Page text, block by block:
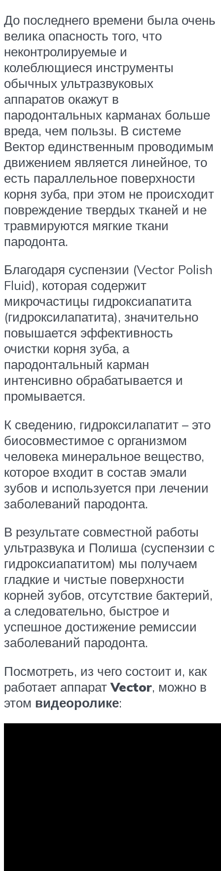
До последнего времени была очень
велика опасность того, что
неконтролируемые и
колеблющиеся инструменты
обычных ультразвуковых
аппаратов окажут в
пародонтальных карманах больше
вреда, чем пользы. В системе
Вектор единственным проводимым
движением является линейное, то
есть параллельное поверхности
корня зуба, при этом не происходит
повреждение твердых тканей и не
травмируются мягкие ткани
пародонта.
Благодаря суспензии (Vector Polish
Fluid), которая содержит
микрочастицы гидроксиапатита
(гидроксилапатита), значительно
повышается эффективность
очистки корня зуба, а
пародонтальный карман
интенсивно обрабатывается и
промывается.
К сведению, гидроксилапатит – это
биосовместимое с организмом
человека минеральное вещество,
которое входит в состав эмали
зубов и используется при лечении
заболеваний пародонта.
В результате совместной работы
ультразвука и Полиша (суспензии с
гидроксиапатитом) мы получаем
гладкие и чистые поверхности
корней зубов, отсутствие бактерий,
а следовательно, быстрое и
успешное достижение ремиссии
заболеваний пародонта.
Посмотреть, из чего состоит и, как
работает аппаратVector, можно в
этом видеоролике: